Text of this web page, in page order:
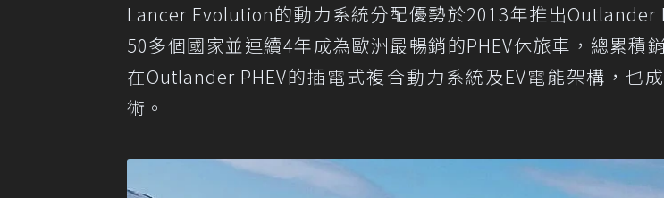
Lancer Evolution的動力系統分配優勢於2013年推出Outlander
50多個國家並連續4年成為歐洲最暢銷的PHEV休旅車，總累積
在Outlander PHEV的插電式複合動力系統及EV電能架構，也
術。